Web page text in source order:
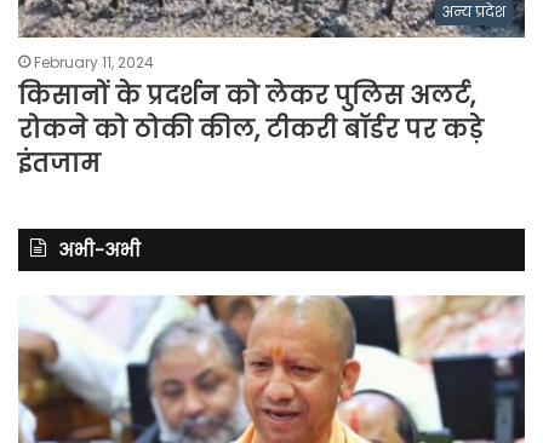
अन्य प्रदेश
February 11, 2024
किसानों के प्रदर्शन को लेकर पुलिस अलर्ट,
रोकने को ठोकी कील, टीकरी बॉर्डर पर कड़े
इंतजाम
अभी-अभी